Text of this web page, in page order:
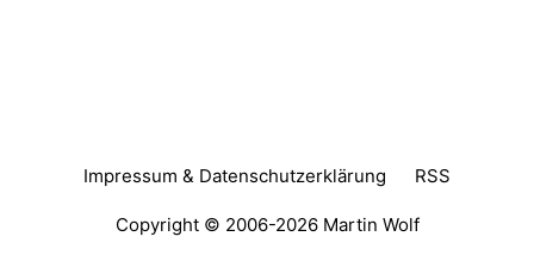
Impressum & Datenschutzerklärung RSS
Copyright © 2006-2026 Martin Wolf